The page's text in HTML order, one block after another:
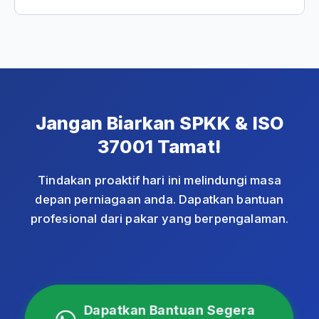
dan fasilitasi audit. Hubungi kami di +60 14-
325 5443 untuk bantuan segera.
Jangan Biarkan SPKK & ISO
37001 Tamat!
Tindakan proaktif hari ini melindungi masa
depan perniagaan anda. Dapatkan bantuan
profesional dari pakar yang berpengalaman.
Dapatkan Bantuan Segera